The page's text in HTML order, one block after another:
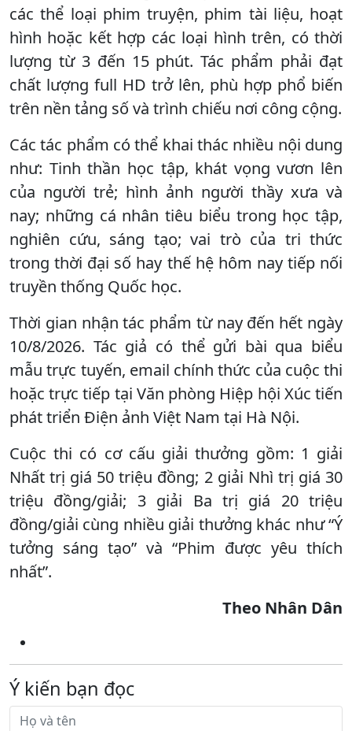
các thể loại phim truyện, phim tài liệu, hoạt
hình hoặc kết hợp các loại hình trên, có thời
lượng từ 3 đến 15 phút. Tác phẩm phải đạt
chất lượng full HD trở lên, phù hợp phổ biến
trên nền tảng số và trình chiếu nơi công cộng.
Các tác phẩm có thể khai thác nhiều nội dung
như: Tinh thần học tập, khát vọng vươn lên
của người trẻ; hình ảnh người thầy xưa và
nay; những cá nhân tiêu biểu trong học tập,
nghiên cứu, sáng tạo; vai trò của tri thức
trong thời đại số hay thế hệ hôm nay tiếp nối
truyền thống Quốc học.
Thời gian nhận tác phẩm từ nay đến hết ngày
10/8/2026. Tác giả có thể gửi bài qua biểu
mẫu trực tuyến, email chính thức của cuộc thi
hoặc trực tiếp tại Văn phòng Hiệp hội Xúc tiến
phát triển Điện ảnh Việt Nam tại Hà Nội.
Cuộc thi có cơ cấu giải thưởng gồm: 1 giải
Nhất trị giá 50 triệu đồng; 2 giải Nhì trị giá 30
triệu đồng/giải; 3 giải Ba trị giá 20 triệu
đồng/giải cùng nhiều giải thưởng khác như “Ý
tưởng sáng tạo” và “Phim được yêu thích
nhất”.
Theo Nhân Dân
Ý kiến bạn đọc